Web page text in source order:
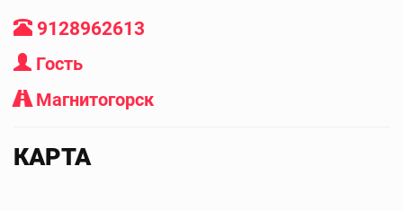
9128962613
Гость
Магнитогорск
КАРТА